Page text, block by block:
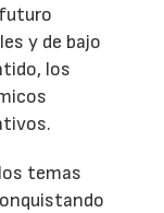
y de bajo
los
temas